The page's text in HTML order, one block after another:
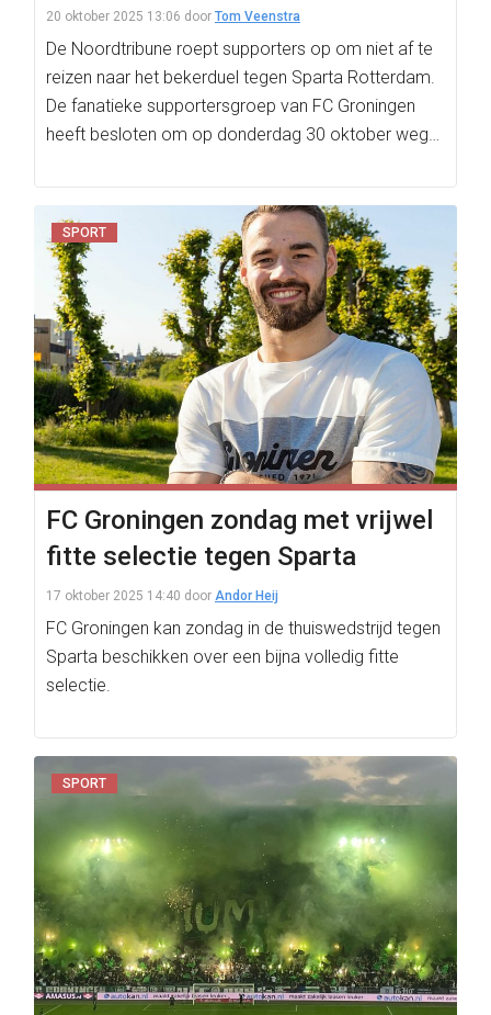
20 oktober 2025 13:06 door Tom Veenstra
De Noordtribune roept supporters op om niet af te
reizen naar het bekerduel tegen Sparta Rotterdam.
De fanatieke supportersgroep van FC Groningen
heeft besloten om op donderdag 30 oktober weg…
SPORT
FC Groningen zondag met vrijwel
fitte selectie tegen Sparta
17 oktober 2025 14:40 door Andor Heij
FC Groningen kan zondag in de thuiswedstrijd tegen
Sparta beschikken over een bijna volledig fitte
selectie.
SPORT